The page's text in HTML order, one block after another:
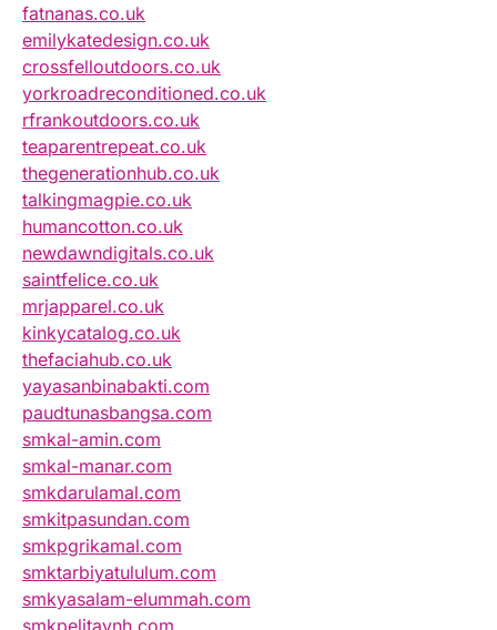
fatnanas.co.uk
emilykatedesign.co.uk
crossfelloutdoors.co.uk
yorkroadreconditioned.co.uk
rfrankoutdoors.co.uk
teaparentrepeat.co.uk
thegenerationhub.co.uk
talkingmagpie.co.uk
humancotton.co.uk
newdawndigitals.co.uk
saintfelice.co.uk
mrjapparel.co.uk
kinkycatalog.co.uk
thefaciahub.co.uk
yayasanbinabakti.com
paudtunasbangsa.com
smkal-amin.com
smkal-manar.com
smkdarulamal.com
smkitpasundan.com
smkpgrikamal.com
smktarbiyatululum.com
smkyasalam-elummah.com